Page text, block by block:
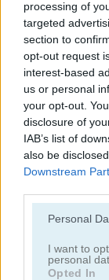
processing of
targeted
section to
opt-out request
interest-based
us or personal
your opt-out.
disclosure of
IAB’s list of
also be
Downstream
Personal
I want to
personal
Opted In